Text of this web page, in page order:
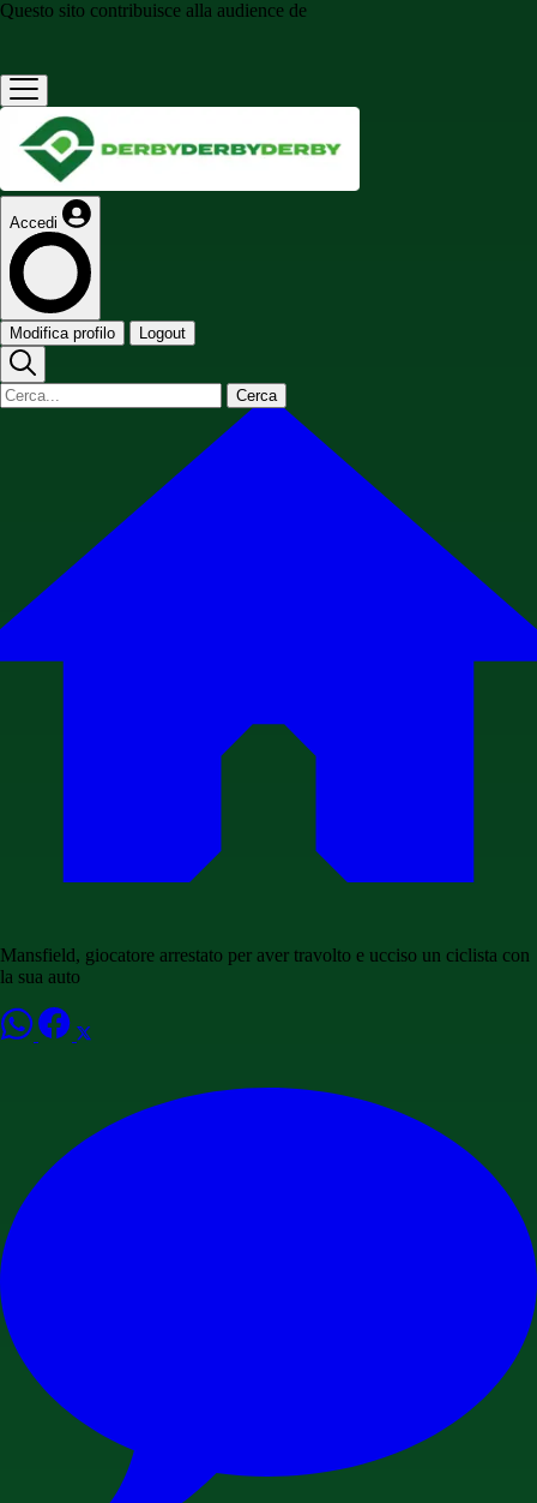
Questo sito contribuisce alla audience de
Accedi
Modifica profilo Logout
Cerca
Mansfield, giocatore arrestato per aver travolto e ucciso un ciclista con
la sua auto